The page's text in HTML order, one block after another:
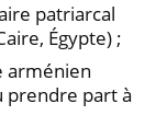
patriarcal
Égypte) ;
arménien
prendre part à